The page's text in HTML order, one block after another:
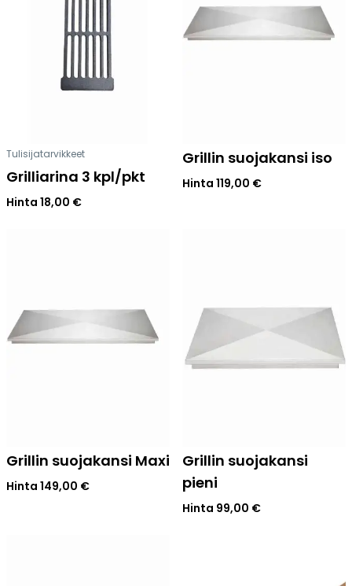
Tulisijatarvikkeet
Grilliarina 3 kpl/pkt
Hinta 18,00 €
Grillin suojakansi iso
Hinta 119,00 €
Grillin suojakansi Maxi
Hinta 149,00 €
Grillin suojakansi
pieni
Hinta 99,00 €